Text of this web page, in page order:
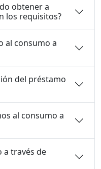
obtener a
los requisitos?
al consumo a
del préstamo
al consumo a
a través de